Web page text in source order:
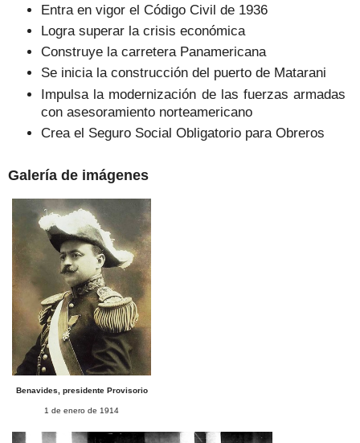
Entra en vigor el Código Civil de 1936
Logra superar la crisis económica
Construye la carretera Panamericana
Se inicia la construcción del puerto de Matarani
Impulsa la modernización de las fuerzas armadas
con asesoramiento norteamericano
Crea el Seguro Social Obligatorio para Obreros
Galería de imágenes
Benavides, presidente Provisorio
1 de enero de 1914